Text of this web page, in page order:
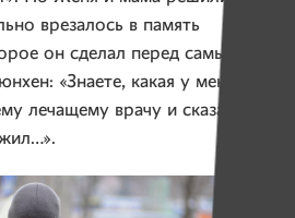
врезалось в память
он сделал перед самым
«Знаете, какая у меня
лечащему врачу и сказать: